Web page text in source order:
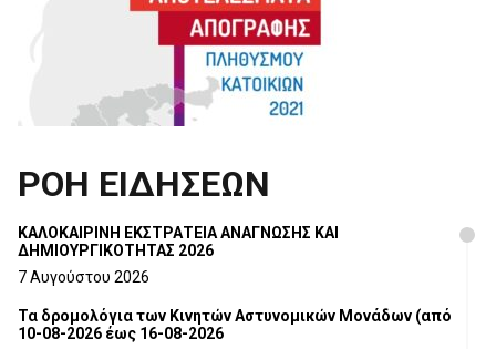
ΡΟΗ ΕΙΔΗΣΕΩΝ
ΚΑΛΟΚΑΙΡΙΝΗ ΕΚΣΤΡΑΤΕΙΑ ΑΝΑΓΝΩΣΗΣ ΚΑΙ
ΔΗΜΙΟΥΡΓΙΚΟΤΗΤΑΣ 2026
7 Αυγούστου 2026
Τα δρομολόγια των Κινητών Αστυνομικών Μονάδων (από
10-08-2026 έως 16-08-2026